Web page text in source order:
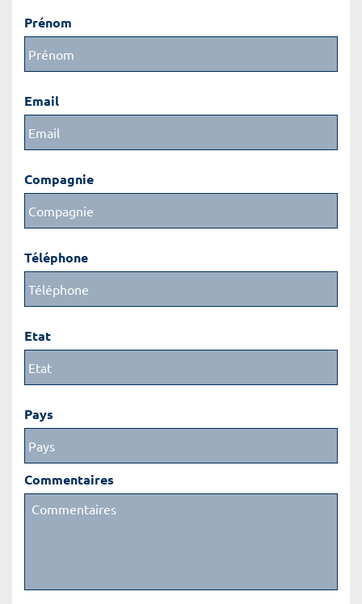
Prénom
Email
Compagnie
Téléphone
Etat
Pays
Commentaires